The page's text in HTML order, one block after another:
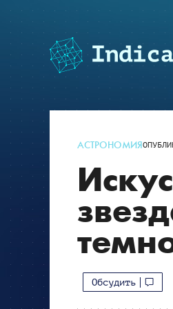
АСТРОНОМИЯ
Обсудить